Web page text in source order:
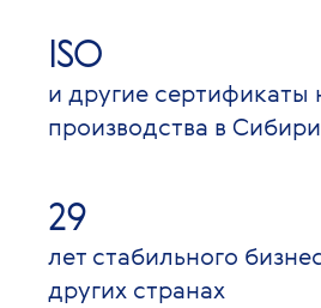
ISO
и другие сертификаты
производства в Сибири
29
лет стабильного
других странах